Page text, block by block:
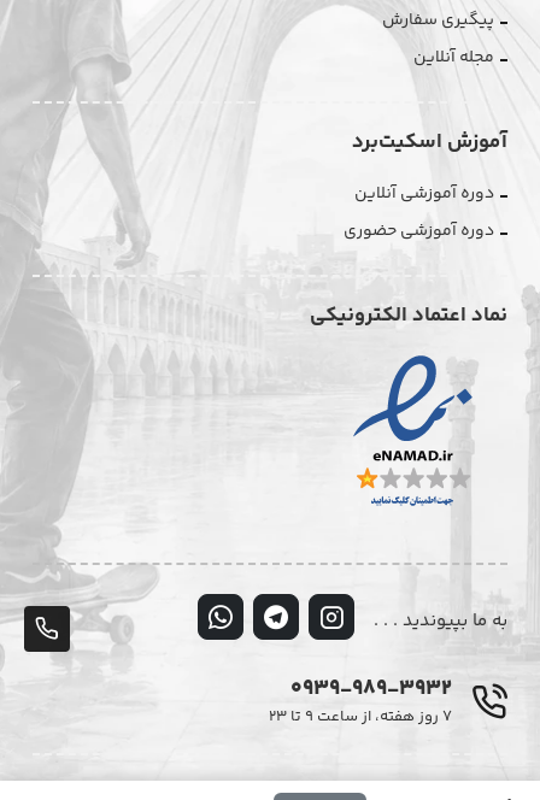
پیگیری سفارش
مجله آنلاین
آموزش اسکیت‌برد
دوره آموزشی آنلاین
دوره آموزشی حضوری
نماد اعتماد الکترونیکی
به ما بپیوندید . . .
0939-989-3932
۷ روز هفته، از ساعت ۹ تا ۲۳
© تمامی حقوق این وبسایت متعلق به فروشگاه اینترنتی دیزایر می‌باشد.